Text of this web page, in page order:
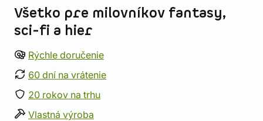
Všetko pre milovníkov fantasy,
sci-fi a hier
Rýchle doručenie
60 dní na vrátenie
20 rokov na trhu
Vlastná výroba